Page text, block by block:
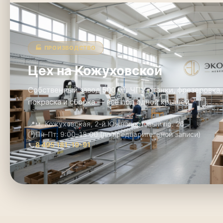
🏭 ПРОИЗВОДСТВО
Цех на Кожуховской
Собственный завод 500 м². ЧПУ-станки, фрезеровка,
покраска и сборка — всё под одной крышей.
📍м. Кожуховская, 2-й Южнопортовый пр. 26
🕑Пн–Пт: 9:00–18:00 (по предварительной записи)
📞8 495 181-19-91